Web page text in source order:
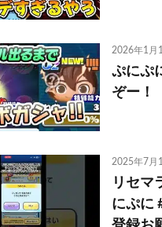
2026年1月
ぷにぷ
ぞー！
2025年7月
リセマ
にぷに